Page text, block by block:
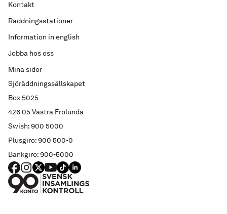
Sjöräddningssällskapet
Box 5025
426 05 Västra Frölunda
Swish: 900 5000
Plusgiro: 900 500-0
Bankgiro: 900-5000
Kontakt
Räddningsstationer
Information in english
Jobba hos oss
Mina sidor
FACEBOOK
Instagram
X YouTube
TIKTOKLINKED IN